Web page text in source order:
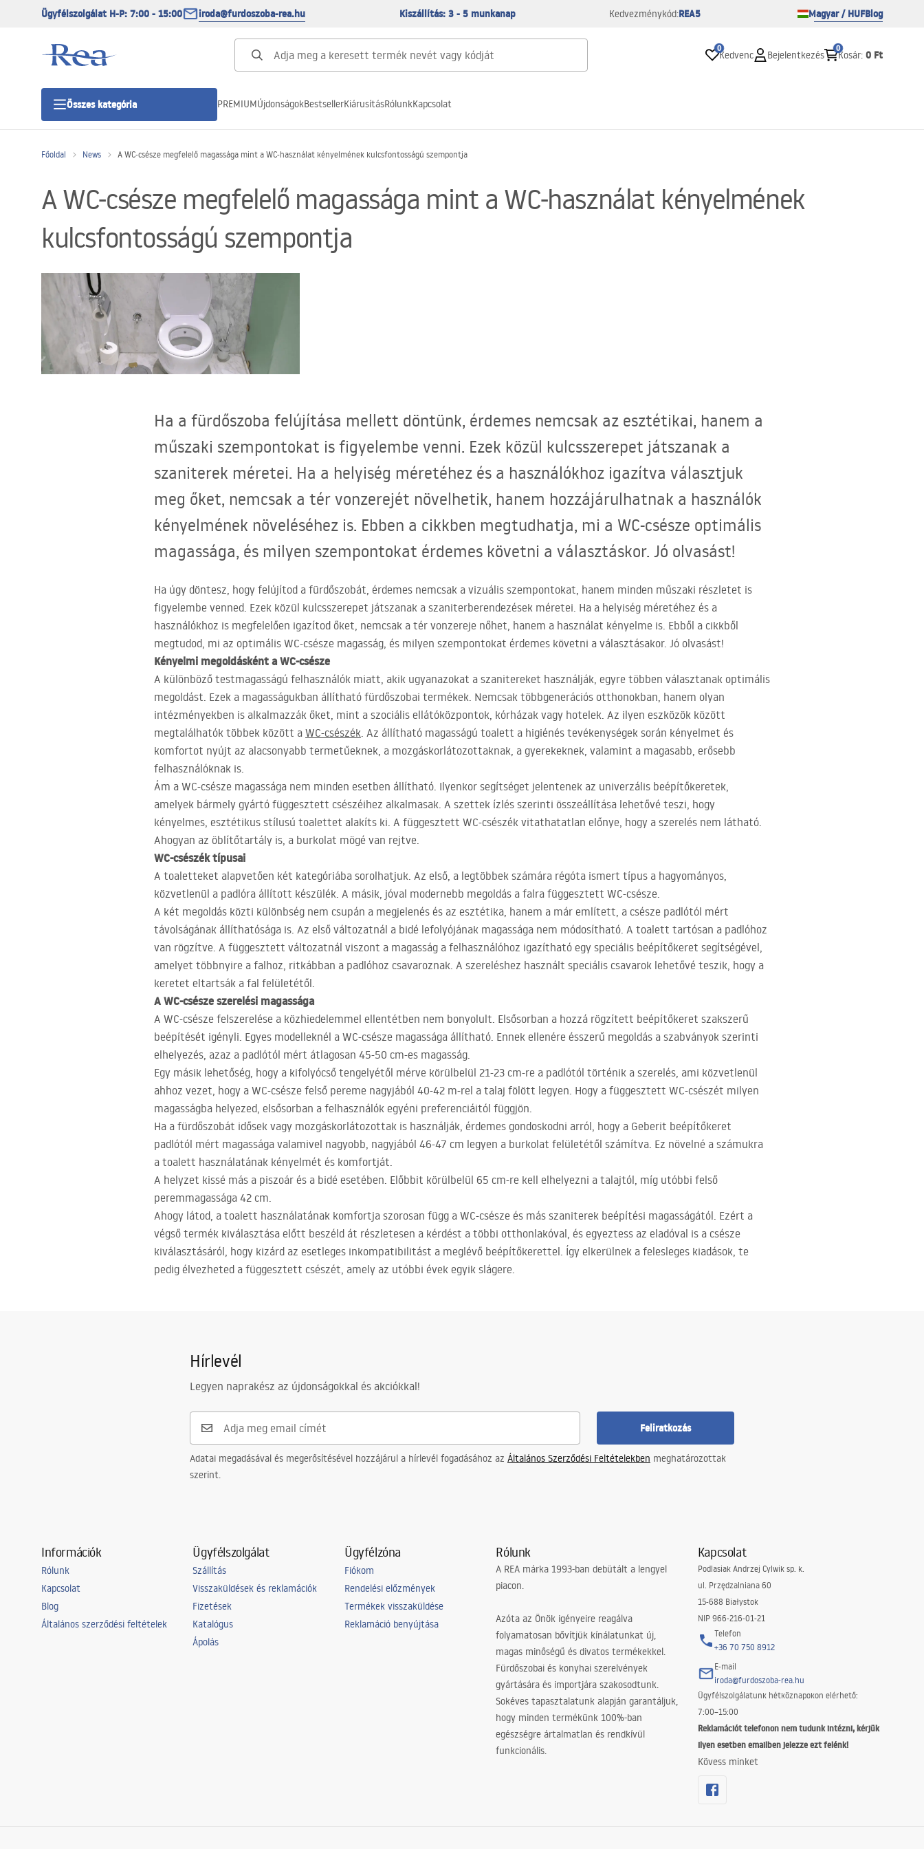
Ügyfélszolgálat H-P: 7:00 - 15:00 iroda@furdoszoba-rea.hu Kiszállítás: 3 - 5 munkanap Kedvezménykód:REA5 Magyar / HUFBlog
0
Kedvenc Bejelentkezés
0
Kosár: 0 Ft
Összes kategória
Zuhanyajtó
Zuhanytálcák
Zuhanylefolyók
WC-csésze készlet bidével
Mosdókagylók
Fürdőszoba csaptelepek
Fürdőszobai kiegészítők és
PREMIUMÚjdonságokBestsellerKiárusításRólunkKapcsolat
Főoldal News A WC-csésze megfelelő magassága mint a WC-használat kényelmének kulcsfontosságú szempontja
A WC-csésze megfelelő magassága mint a WC-használat kényelmének
kulcsfontosságú szempontja
Ha a fürdőszoba felújítása mellett döntünk, érdemes nemcsak az esztétikai, hanem a
műszaki szempontokat is figyelembe venni. Ezek közül kulcsszerepet játszanak a
szaniterek méretei. Ha a helyiség méretéhez és a használókhoz igazítva választjuk
meg őket, nemcsak a tér vonzerejét növelhetik, hanem hozzájárulhatnak a használók
kényelmének növeléséhez is. Ebben a cikkben megtudhatja, mi a WC-csésze optimális
magassága, és milyen szempontokat érdemes követni a választáskor. Jó olvasást!
Ha úgy döntesz, hogy felújítod a fürdőszobát, érdemes nemcsak a vizuális szempontokat, hanem minden műszaki részletet is
figyelembe venned. Ezek közül kulcsszerepet játszanak a szaniterberendezések méretei. Ha a helyiség méretéhez és a
használókhoz is megfelelően igazítod őket, nemcsak a tér vonzereje nőhet, hanem a használat kényelme is. Ebből a cikkből
megtudod, mi az optimális WC-csésze magasság, és milyen szempontokat érdemes követni a választásakor. Jó olvasást!
Kényelmi megoldásként a WC-csésze
A különböző testmagasságú felhasználók miatt, akik ugyanazokat a szanitereket használják, egyre többen választanak optimális
megoldást. Ezek a magasságukban állítható fürdőszobai termékek. Nemcsak többgenerációs otthonokban, hanem olyan
intézményekben is alkalmazzák őket, mint a szociális ellátóközpontok, kórházak vagy hotelek. Az ilyen eszközök között
megtalálhatók többek között a WC-csészék. Az állítható magasságú toalett a higiénés tevékenységek során kényelmet és
komfortot nyújt az alacsonyabb termetűeknek, a mozgáskorlátozottaknak, a gyerekeknek, valamint a magasabb, erősebb
felhasználóknak is.
Ám a WC-csésze magassága nem minden esetben állítható. Ilyenkor segítséget jelentenek az univerzális beépítőkeretek,
amelyek bármely gyártó függesztett csészéihez alkalmasak. A szettek ízlés szerinti összeállítása lehetővé teszi, hogy
kényelmes, esztétikus stílusú toalettet alakíts ki. A függesztett WC-csészék vitathatatlan előnye, hogy a szerelés nem látható.
Ahogyan az öblítőtartály is, a burkolat mögé van rejtve.
WC-csészék típusai
A toaletteket alapvetően két kategóriába sorolhatjuk. Az első, a legtöbbek számára régóta ismert típus a hagyományos,
közvetlenül a padlóra állított készülék. A másik, jóval modernebb megoldás a falra függesztett WC-csésze.
A két megoldás közti különbség nem csupán a megjelenés és az esztétika, hanem a már említett, a csésze padlótól mért
távolságának állíthatósága is. Az első változatnál a bidé lefolyójának magassága nem módosítható. A toalett tartósan a padlóhoz
van rögzítve. A függesztett változatnál viszont a magasság a felhasználóhoz igazítható egy speciális beépítőkeret segítségével,
amelyet többnyire a falhoz, ritkábban a padlóhoz csavaroznak. A szereléshez használt speciális csavarok lehetővé teszik, hogy a
keretet eltartsák a fal felületétől.
A WC-csésze szerelési magassága
A WC-csésze felszerelése a közhiedelemmel ellentétben nem bonyolult. Elsősorban a hozzá rögzített beépítőkeret szakszerű
beépítését igényli. Egyes modelleknél a WC-csésze magassága állítható. Ennek ellenére ésszerű megoldás a szabványok szerinti
elhelyezés, azaz a padlótól mért átlagosan 45-50 cm-es magasság.
Egy másik lehetőség, hogy a kifolyócső tengelyétől mérve körülbelül 21-23 cm-re a padlótól történik a szerelés, ami közvetlenül
ahhoz vezet, hogy a WC-csésze felső pereme nagyjából 40-42 m-rel a talaj fölött legyen. Hogy a függesztett WC-csészét milyen
magasságba helyezed, elsősorban a felhasználók egyéni preferenciáitól függjön.
Ha a fürdőszobát idősek vagy mozgáskorlátozottak is használják, érdemes gondoskodni arról, hogy a Geberit beépítőkeret
padlótól mért magassága valamivel nagyobb, nagyjából 46-47 cm legyen a burkolat felületétől számítva. Ez növelné a számukra
a toalett használatának kényelmét és komfortját.
A helyzet kissé más a piszoár és a bidé esetében. Előbbit körülbelül 65 cm-re kell elhelyezni a talajtól, míg utóbbi felső
peremmagassága 42 cm.
Ahogy látod, a toalett használatának komfortja szorosan függ a WC-csésze és más szaniterek beépítési magasságától. Ezért a
végső termék kiválasztása előtt beszéld át részletesen a kérdést a többi otthonlakóval, és egyeztess az eladóval is a csésze
kiválasztásáról, hogy kizárd az esetleges inkompatibilitást a meglévő beépítőkerettel. Így elkerülnek a felesleges kiadások, te
pedig élvezheted a függesztett csészét, amely az utóbbi évek egyik slágere.
Hírlevél
Legyen naprakész az újdonságokkal és akciókkal!
Feliratkozás
Adatai megadásával és megerősítésével hozzájárul a hírlevél fogadásához az Általános Szerződési Feltételekben meghatározottak
szerint.
Információk
Rólunk
Kapcsolat
Blog
Általános szerződési feltételek
Ügyfélszolgálat
Szállítás
Visszaküldések és reklamációk
Fizetések
Katalógus
Ápolás
Ügyfélzóna
Fiókom
Rendelési előzmények
Termékek visszaküldése
Reklamáció benyújtása
Rólunk
A REA márka 1993-ban debütált a lengyel
piacon.
Azóta az Önök igényeire reagálva
folyamatosan bővítjük kínálatunkat új,
magas minőségű és divatos termékekkel.
Fürdőszobai és konyhai szerelvények
gyártására és importjára szakosodtunk.
Sokéves tapasztalatunk alapján garantáljuk,
hogy minden termékünk 100%-ban
egészségre ártalmatlan és rendkívül
funkcionális.
Kapcsolat
Podlasiak Andrzej Cylwik sp. k.
ul. Przędzalniana 60
15-688 Białystok
NIP 966-216-01-21
Telefon
+36 70 750 8912
E-mail
iroda@furdoszoba-rea.hu
Ügyfélszolgálatunk hétköznapokon elérhető:
7:00–15:00
Reklamációt telefonon nem tudunk intézni, kérjük
ilyen esetben emailben jelezze ezt felénk!
Kövess minket